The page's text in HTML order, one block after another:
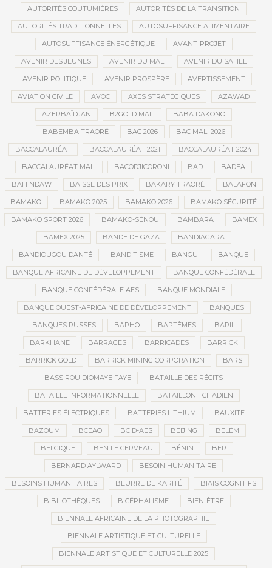
AUTORITÉS COUTUMIÈRES AUTORITÉS DE LA TRANSITION
AUTORITÉS TRADITIONNELLES AUTOSUFFISANCE ALIMENTAIRE
AUTOSUFFISANCE ÉNERGÉTIQUE AVANT-PROJET
AVENIR DES JEUNES AVENIR DU MALI AVENIR DU SAHEL
AVENIR POLITIQUE AVENIR PROSPÈRE AVERTISSEMENT
AVIATION CIVILE AVOC AXES STRATÉGIQUES AZAWAD
AZERBAÏDJAN B2GOLD MALI BABA DAKONO
BABEMBA TRAORÉ BAC 2026 BAC MALI 2026
BACCALAURÉAT BACCALAURÉAT 2021 BACCALAURÉAT 2024
BACCALAURÉAT MALI BACODJICORONI BAD BADEA
BAH NDAW BAISSE DES PRIX BAKARY TRAORÉ BALAFON
BAMAKO BAMAKO 2025 BAMAKO 2026 BAMAKO SÉCURITÉ
BAMAKO SPORT 2026 BAMAKO-SÉNOU BAMBARA BAMEX
BAMEX 2025 BANDE DE GAZA BANDIAGARA
BANDIOUGOU DANTÉ BANDITISME BANGUI BANQUE
BANQUE AFRICAINE DE DÉVELOPPEMENT BANQUE CONFÉDÉRALE
BANQUE CONFÉDÉRALE AES BANQUE MONDIALE
BANQUE OUEST-AFRICAINE DE DÉVELOPPEMENT BANQUES
BANQUES RUSSES BAPHO BAPTÊMES BARIL
BARKHANE BARRAGES BARRICADES BARRICK
BARRICK GOLD BARRICK MINING CORPORATION BARS
BASSIROU DIOMAYE FAYE BATAILLE DES RÉCITS
BATAILLE INFORMATIONNELLE BATAILLON TCHADIEN
BATTERIES ÉLECTRIQUES BATTERIES LITHIUM BAUXITE
BAZOUM BCEAO BCID-AES BEIJING BELÉM
BELGIQUE BEN LE CERVEAU BÉNIN BER
BERNARD AYLWARD BESOIN HUMANITAIRE
BESOINS HUMANITAIRES BEURRE DE KARITÉ BIAIS COGNITIFS
BIBLIOTHÈQUES BICÉPHALISME BIEN-ÊTRE
BIENNALE AFRICAINE DE LA PHOTOGRAPHIE
BIENNALE ARTISTIQUE ET CULTURELLE
BIENNALE ARTISTIQUE ET CULTURELLE 2025